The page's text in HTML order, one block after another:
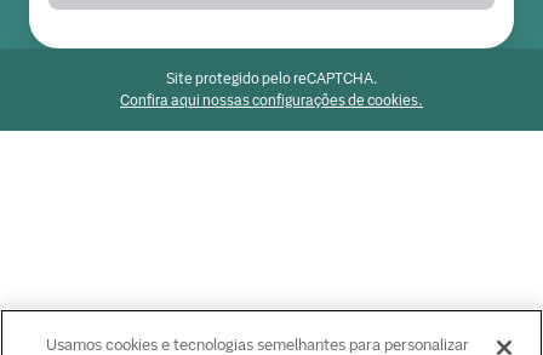
Site protegido pelo reCAPTCHA.
Confira aqui nossas configurações de cookies.
Usamos cookies e tecnologias semelhantes para personalizar